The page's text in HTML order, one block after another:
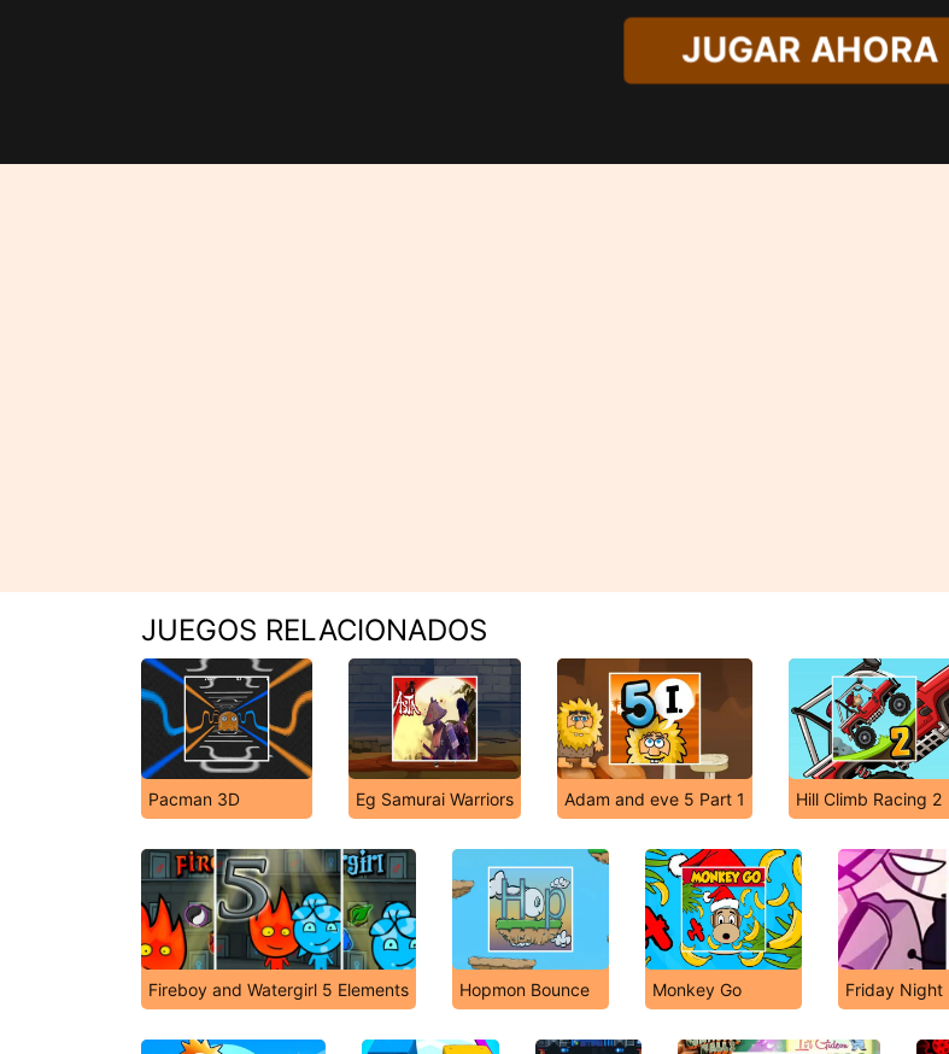
JUGAR AHORA
JUEGOS RELACIONADOS
Pacman 3D Eg Samurai Warriors Adam and eve 5 Part 1 Hill Climb Racing 2
Fireboy and Watergirl 5 Elements Hopmon Bounce Monkey Go Friday Night